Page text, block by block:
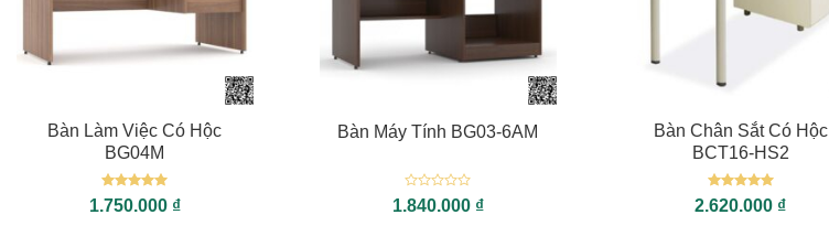
Bàn Làm Việc Có Hộc
BG04M
Được xếp
hạng55
1.750.000 ₫
Bàn Máy Tính BG03-6AM
Được
xếp
1.840.000 ₫
Bàn Chân Sắt Có Hộc
BCT16-HS2
Được xếp
hạng55
2.620.000 ₫